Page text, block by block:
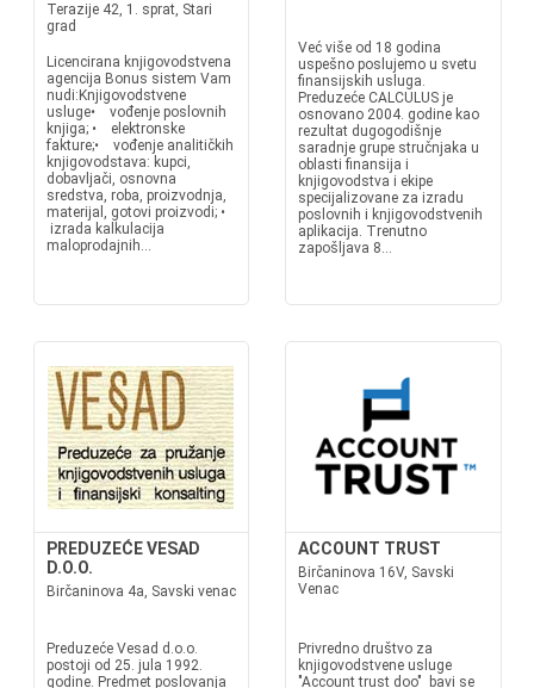
Terazije 42, 1. sprat, Stari
grad
Licencirana knjigovodstvena
agencija Bonus sistem Vam
nudi:Knjigovodstvene
usluge• vođenje poslovnih
knjiga; • elektronske
fakture;• vođenje analitičkih
knjigovodstava: kupci,
dobavljači, osnovna
sredstva, roba, proizvodnja,
materijal, gotovi proizvodi; •
izrada kalkulacija
maloprodajnih...
Već više od 18 godina
uspešno poslujemo u svetu
finansijskih usluga.
Preduzeće CALCULUS je
osnovano 2004. godine kao
rezultat dugogodišnje
saradnje grupe stručnjaka u
oblasti finansija i
knjigovodstva i ekipe
specijalizovane za izradu
poslovnih i knjigovodstvenih
aplikacija. Trenutno
zapošljava 8...
PREDUZEĆE VESAD
D.O.O.
Birčaninova 4a, Savski venac
Preduzeće Vesad d.o.o.
postoji od 25. jula 1992.
godine. Predmet poslovanja
ACCOUNT TRUST
Birčaninova 16V, Savski
Venac
Privredno društvo za
knjigovodstvene usluge
"Account trust doo" bavi se